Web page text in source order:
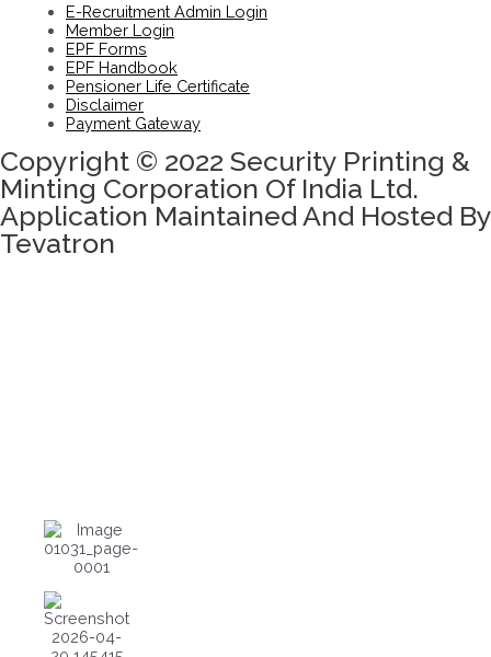
E-Recruitment Admin Login
Member Login
EPF Forms
EPF Handbook
Pensioner Life Certificate
Disclaimer
Payment Gateway
Copyright © 2022 Security Printing &
Minting Corporation Of India Ltd.
Application Maintained And Hosted By
Tevatron